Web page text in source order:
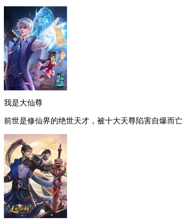
我是大仙尊
前世是修仙界的绝世天才，被十大天尊陷害自爆而亡